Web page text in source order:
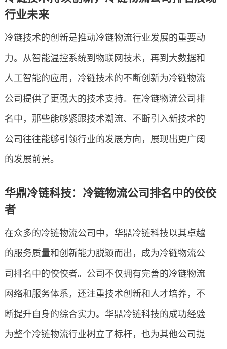
行业未来
冷链技术的创新是推动冷链物流行业发展的重要动
力。从智能温控系统到物联网技术，再到大数据和
人工智能的应用，冷链技术的不断创新为冷链物流
公司提供了更强大的技术支持。在冷链物流公司排
名中，那些能够紧跟技术潮流、不断引入新技术的
公司往往能够引领行业的发展方向，展现出更广阔
的发展前景。
华鼎冷链科技：冷链物流公司排名中的佼佼
者
在众多的冷链物流公司中，华鼎冷链科技以其卓越
的服务质量和创新能力脱颖而出，成为冷链物流公
司排名中的佼佼者。公司不仅拥有完善的冷链物流
网络和服务体系，还注重技术创新和人才培养，不
断提升自身的综合实力。华鼎冷链科技的成功经验
为整个冷链物流行业树立了标杆，也为其他公司提